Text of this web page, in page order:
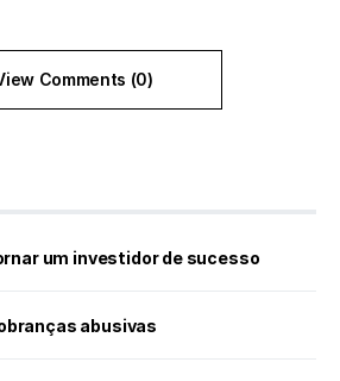
Comments (0)
um investidor de sucesso
abusivas